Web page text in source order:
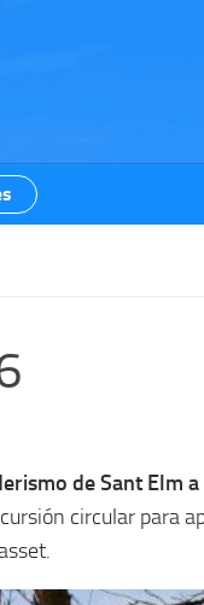
de Sant Elm
circular para